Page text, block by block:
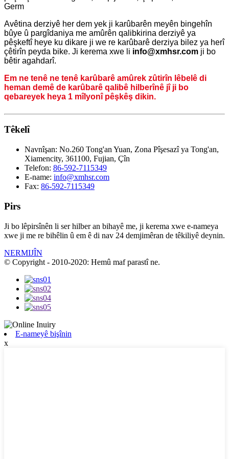
Germ
Avêtina derziyê her dem yek ji karûbarên meyên bingehîn
bûye û pargîdaniya me amûrên qalibkirina derziyê ya
pêşkeftî heye ku dikare ji we re karûbarê derziya bilez ya herî
çêtirîn peyda bike. Ji kerema xwe li info@xmhsr.com ji bo
bêtir agahdarî.
Em ne tenê ne tenê karûbarê amûrek zûtirîn lêbelê di
heman demê de karûbarê qalibê hilberînê jî ji bo
qebareyek heya 1 mîlyonî pêşkêş dikin.
Têkelî
Navnîşan: No.260 Tong'an Yuan, Zona Pîşesazî ya Tong'an,
Xiamencity, 361100, Fujian, Çîn
Telefon: 86-592-7115349
E-name: info@xmhsr.com
Fax: 86-592-7115349
Pirs
Ji bo lêpirsînên li ser hilber an bihayê me, ji kerema xwe e-nameya
xwe ji me re bihêlin û em ê di nav 24 demjimêran de têkiliyê deynin.
NERMIJÎN
© Copyright - 2010-2020: Hemû maf parastî ne.
E-nameyê bişînin
x